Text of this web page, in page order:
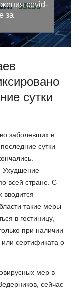
covid-
за
сутки
заболевших в
сутки
Ухудшение
всей стране. С
вводится
такие меры
в гостиницу,
при наличии
сертификата о
мер в
сейчас